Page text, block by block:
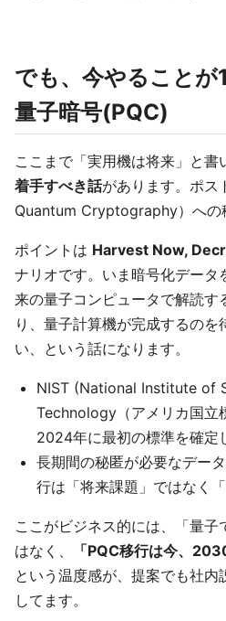
でも、今やることが
量子暗号(PQC)
ここまで「実用機は将来」と書
着手すべき話があります。ポス
Quantum Cryptography）への
ポイントは Harvest Now,
ナリオです。いま暗号化データ
来の量子コンピュータで解読す
り、量子計算機が完成するの
い、という話になります。
NIST (National Institute of
Technology（アメリカ国立
2024年に最初の標準を確定
長期間の秘匿が必要なデー
行は「将来課題」ではなく「
ここがビジネス的には、「量
はなく、
「PQC移行は今、
という温度感が、提案でも社
してます。